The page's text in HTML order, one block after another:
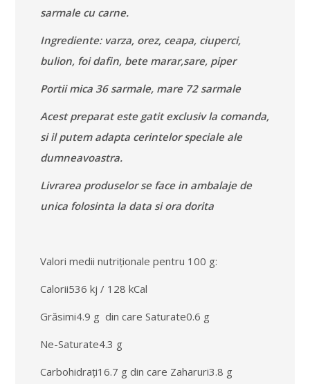
sarmale cu carne.
Ingrediente: varza, orez, ceapa, ciuperci,
bulion, foi dafin, bete marar,sare, piper
Portii mica 36 sarmale, mare 72 sarmale
Acest preparat este gatit exclusiv la comanda,
si il putem adapta cerintelor speciale ale
dumneavoastra.
Livrarea produselor se face in ambalaje de
unica folosinta la data si ora dorita
Valori medii nutriționale pentru 100 g:
Calorii536 kj / 128 kCal
Grăsimi4.9 g din care Saturate0.6 g
Ne-Saturate4.3 g
Carbohidrați16.7 g din care Zaharuri3.8 g